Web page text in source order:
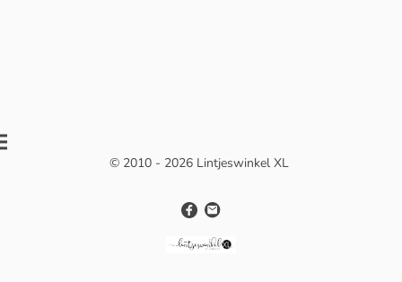
© 2010 - 2026 Lintjeswinkel XL